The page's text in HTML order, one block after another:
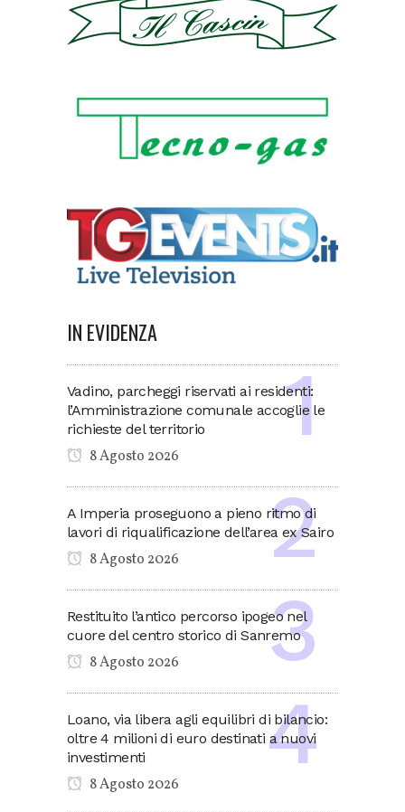
IN EVIDENZA
Vadino, parcheggi riservati ai residenti:
l’Amministrazione comunale accoglie le
richieste del territorio
8 Agosto 2026
A Imperia proseguono a pieno ritmo di
lavori di riqualificazione dell’area ex Sairo
8 Agosto 2026
Restituito l’antico percorso ipogeo nel
cuore del centro storico di Sanremo
8 Agosto 2026
Loano, via libera agli equilibri di bilancio:
oltre 4 milioni di euro destinati a nuovi
investimenti
8 Agosto 2026